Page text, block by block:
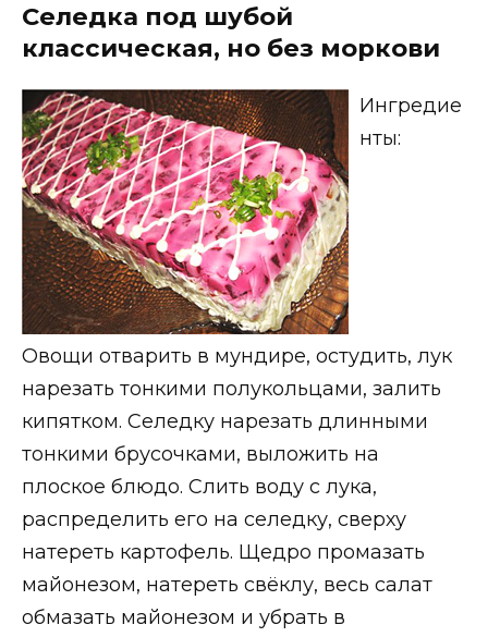
Селедка под шубой
классическая, но без моркови
Ингредие
нты:
Овощи отварить в мундире, остудить, лук
нарезать тонкими полукольцами, залить
кипятком. Селедку нарезать длинными
тонкими брусочками, выложить на
плоское блюдо. Слить воду с лука,
распределить его на селедку, сверху
натереть картофель. Щедро промазать
майонезом, натереть свёклу, весь салат
обмазать майонезом и убрать в